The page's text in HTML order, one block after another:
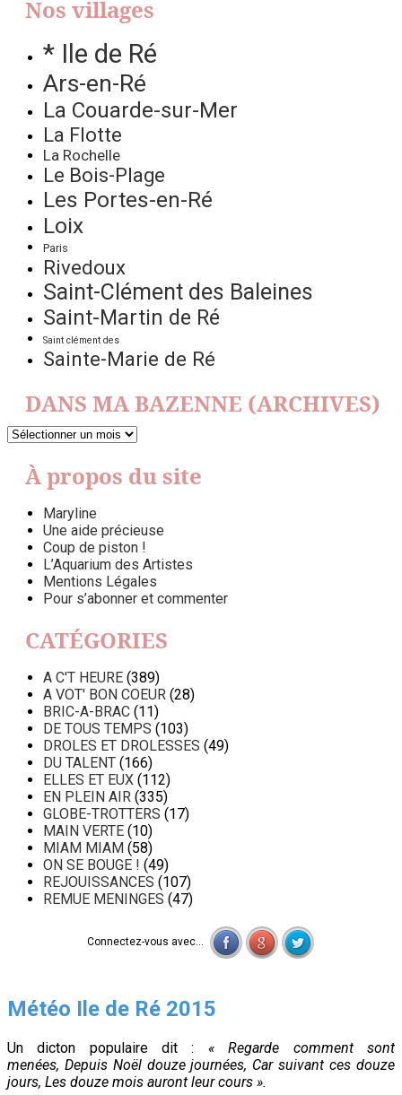
Nos villages
* Ile de Ré
Ars-en-Ré
La Couarde-sur-Mer
La Flotte
La Rochelle
Le Bois-Plage
Les Portes-en-Ré
Loix
Paris
Rivedoux
Saint-Clément des Baleines
Saint-Martin de Ré
Saint clément des
Sainte-Marie de Ré
DANS MA BAZENNE (ARCHIVES)
DANS
BAZENNE
(ARCHIVES)
À propos du site
Maryline
Une aide précieuse
Coup de piston !
L’Aquarium des Artistes
Mentions Légales
Pour s’abonner et commenter
CATÉGORIES
A C'T HEURE (389)
A VOT' BON COEUR (28)
BRIC-A-BRAC (11)
DE TOUS TEMPS (103)
DROLES ET DROLESSES (49)
DU TALENT (166)
ELLES ET EUX (112)
EN PLEIN AIR (335)
GLOBE-TROTTERS (17)
MAIN VERTE (10)
MIAM MIAM (58)
ON SE BOUGE ! (49)
REJOUISSANCES (107)
REMUE MENINGES (47)
Connectez-vous avec...
Météo Ile de Ré 2015
Un dicton populaire dit : « Regarde comment sont
menées, Depuis Noël douze journées, Car suivant ces douze
jours, Les douze mois auront leur cours ».